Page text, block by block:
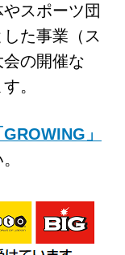
スポーツ団
た事業（ス
の開催な
。
GROWING」